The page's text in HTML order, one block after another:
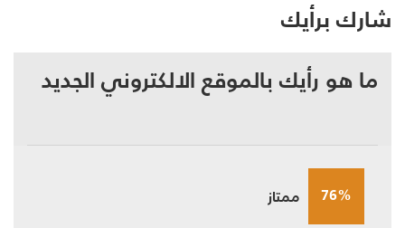
شارك برأيك
ما هو رأيك بالموقع الالكتروني الجديد
76% ممتاز